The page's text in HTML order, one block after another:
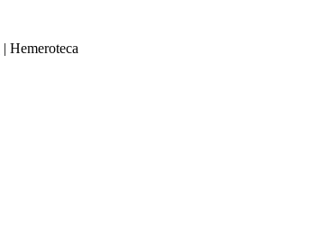
| Hemeroteca